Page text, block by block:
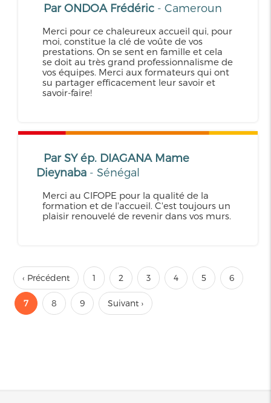
Par ONDOA Frédéric - Cameroun
Merci pour ce chaleureux accueil qui, pour
moi, constitue la clé de voûte de vos
prestations. On se sent en famille et cela
se doit au très grand professionnalisme de
vos équipes. Merci aux formateurs qui ont
su partager efficacement leur savoir et
savoir-faire!
Par SY ép. DIAGANA Mame
Dieynaba - Sénégal
Merci au CIFOPE pour la qualité de la
formation et de l'accueil. C'est toujours un
plaisir renouvelé de revenir dans vos murs.
‹ Précédent 1 2 3 4 5 6
7 8 9 Suivant ›